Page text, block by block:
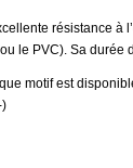
résistance
le PVC). Sa durée
motif est
)